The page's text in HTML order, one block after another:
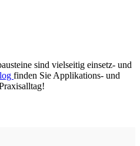
sind vielseitig einsetz- und
finden Sie Applikations- und